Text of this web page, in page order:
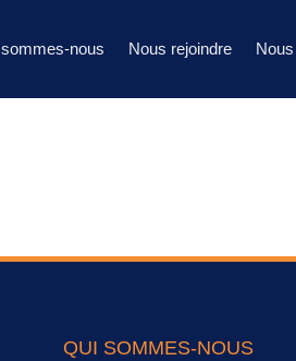
nous Nous rejoindre
QUI SOMMES-NOUS